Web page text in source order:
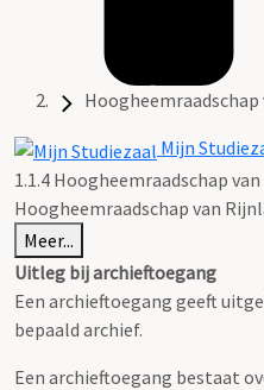
Hoogheemraadschap
Mijn
1.1.4 Hoogheemraadschap
Hoogheemraadschap van
Meer...
Uitleg bij archieftoegang
Een archieftoegang geeft
bepaald archief.
Een archieftoegang bestaat